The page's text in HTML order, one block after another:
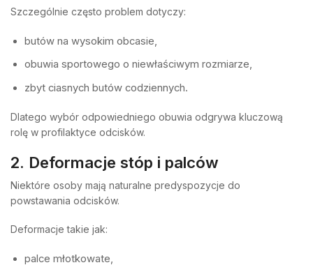
Szczególnie często problem dotyczy:
butów na wysokim obcasie,
obuwia sportowego o niewłaściwym rozmiarze,
zbyt ciasnych butów codziennych.
Dlatego wybór odpowiedniego obuwia odgrywa kluczową
rolę w profilaktyce odcisków.
2. Deformacje stóp i palców
Niektóre osoby mają naturalne predyspozycje do
powstawania odcisków.
Deformacje takie jak:
palce młotkowate,